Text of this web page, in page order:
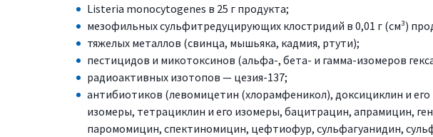
Listeria monocytogenes в 25 г продукта;
мезофильных сульфитредуцирующих клостридий в 0,01 г (см³)
тяжелых металлов (свинца, мышьяка, кадмия, ртути);
пестицидов и микотоксинов (альфа-, бета- и гамма-изомеров
радиоактивных изотопов — цезия-137;
антибиотиков (левомицетин (хлорамфеникол), доксициклин и
изомеры, тетрациклин и его изомеры, бацитрацин, апрамицин,
паромомицин, спектиномицин, цефтиофур, сульфагуанидин,